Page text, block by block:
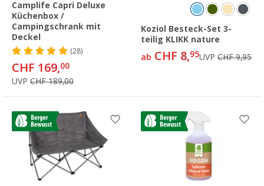
Camplife Capri Deluxe
Küchenbox /
Campingschrank mit
Deckel
(28)
CHF 169,00
UVP CHF 189,00
Koziol Besteck-Set 3-
teilig KLIKK nature
ab CHF 8,95UVP CHF 9,95